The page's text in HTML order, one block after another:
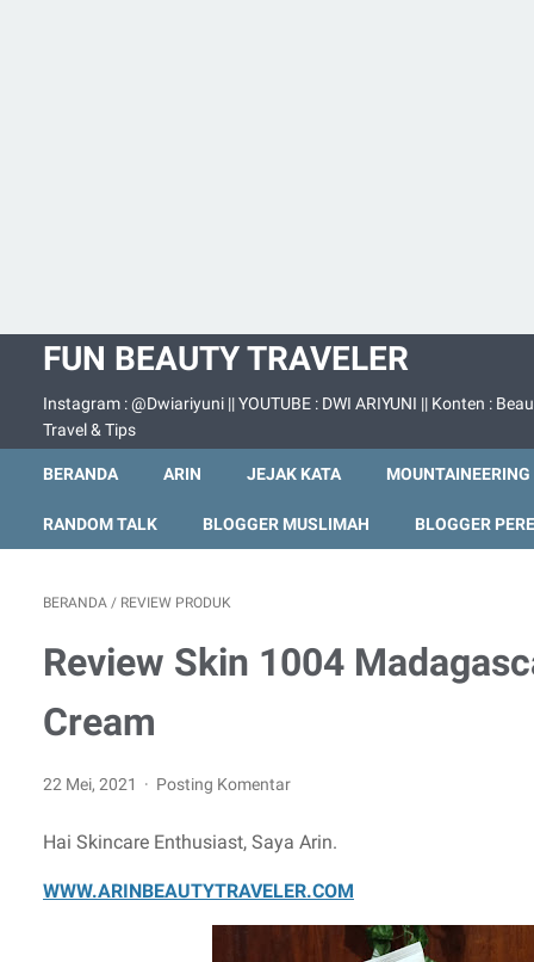
FUN BEAUTY TRAVELER
Instagram : @Dwiariyuni || YOUTUBE : DWI ARIYUNI || Konten :
Travel & Tips
BERANDA ARIN JEJAK KATA MOUNTAINEERING
RANDOM TALK BLOGGER MUSLIMAH BLOGGER
BERANDA / REVIEW PRODUK
Review Skin 1004
Cream
22 Mei, 2021 Posting Komentar
Hai Skincare Enthusiast, Saya Arin.
WWW.ARINBEAUTYTRAVELER.COM